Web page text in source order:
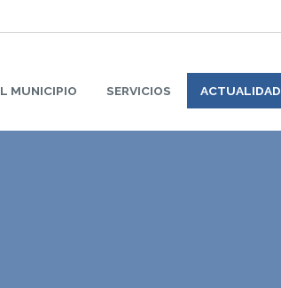
MUNICIPIO SERVICIOS ACTUALIDAD